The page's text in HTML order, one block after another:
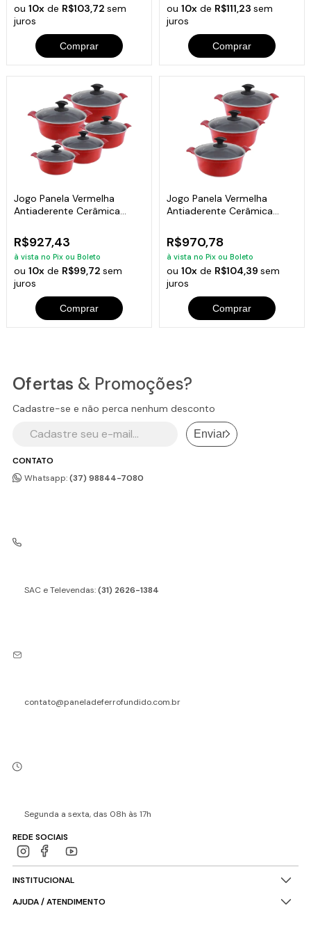
ou10x de R$103,72sem
juros
Comprar
ou 10xde R$111,23 sem
juros
Comprar
Jogo Panela Vermelha
Antiaderente Cerâmica
R$927,43
à vista no Pix ou Boleto
ou10x de R$99,72sem
juros
Comprar
Jogo Panela Vermelha
Antiaderente Cerâmica
R$970,78
à vista no Pix ou Boleto
ou 10xde R$104,39 sem
juros
Comprar
CONTATO
Whatsapp:(37) 98844-7080
SAC e Televendas:(31) 2626-1384
contato@paneladeferrofundido.com.br
Segunda a sexta, das 08h às 17h
REDE SOCIAIS
INSTITUCIONAL
AJUDA / ATENDIMENTO
Ofertas & Promoções?
Cadastre-se e não perca nenhum desconto
Enviar